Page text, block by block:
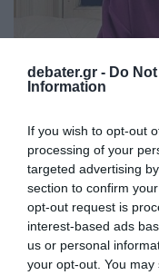
debater.gr - Do
Information
If you wish to opt-out
processing of your
targeted advertising
section to confirm
opt-out request is
interest-based ads
us or personal
your opt-out. You
LIFESTYLE
Survivor που
Ασημίνα
''Πολύ αντριλίκι...''
25.01.2024 - 12:11